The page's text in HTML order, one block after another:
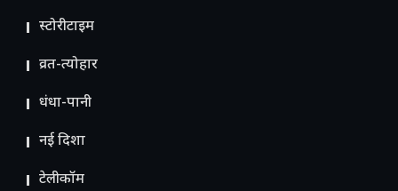
स्टोरीटाइम
व्रत-त्योहार
धंधा-पानी
नई दिशा
टेलीकॉम